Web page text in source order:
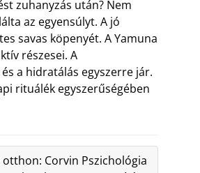
zuhanyzás után? Nem
az egyensúlyt. A jó
savas köpenyét. A Yamuna
részesei. A
a hidratálás egyszerre jár.
rituálék egyszerűségében
otthon: Corvin Pszichológia